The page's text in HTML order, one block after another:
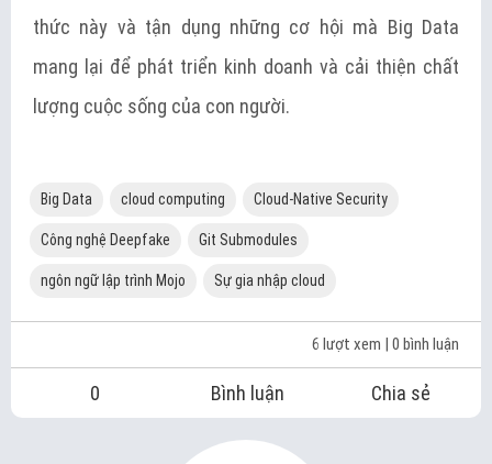
thức này và tận dụng những cơ hội mà Big Data
mang lại để phát triển kinh doanh và cải thiện chất
lượng cuộc sống của con người.
Big Data cloud computing Cloud-Native Security
Công nghệ Deepfake Git Submodules
ngôn ngữ lập trình Mojo Sự gia nhập cloud
6 lượt xem | 0 bình luận
0 Bình luận Chia sẻ